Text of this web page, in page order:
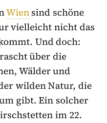
Wiensind schöne
vielleicht nicht das
Und doch:
über die
Wälder und
wilden Natur, die
gibt. Ein solcher
im 22.